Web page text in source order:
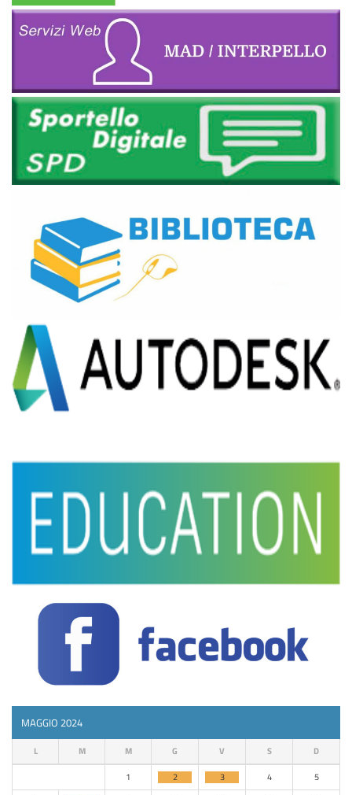
MAGGIO 2024
L M M G V S D
1 2 3 4
5